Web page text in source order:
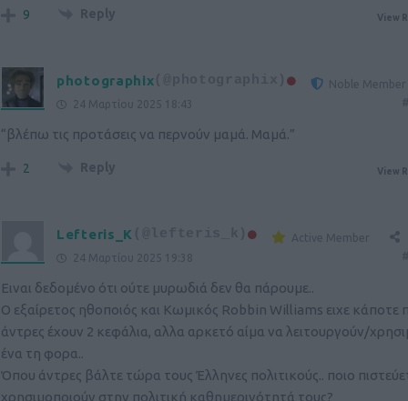
9 Reply View
photographix
Noble Member
24 Μαρτίου 2025 18:43
“βλέπω τις προτάσεις να περνούν μαμά. Μαμά.”
2 Reply View
Lefteris_K (@lefteris_k)
Active Member
24 Μαρτίου 2025 19:38
Ειναι δεδομένο ότι ούτε μυρωδιά δεν θα πάρουμε..
Ο εξαίρετος ηθοποιός και Κωμικός Robbin Williams ειχε κάποτε
άντρες έχουν 2 κεφάλια, αλλα αρκετό αίμα να λειτουργούν/
ένα τη φορα..
Όπου άντρες βάλτε τώρα τους Έλληνες πολιτικούς.. ποιο
χρησιμοποιούν στην πολιτική καθημερινότητά τους?